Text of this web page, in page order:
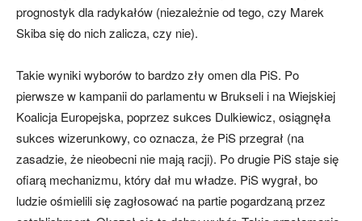
prognostyk dla radykałów (niezależnie od tego, czy Marek
Skiba się do nich zalicza, czy nie).
Takie wyniki wyborów to bardzo zły omen dla PiS. Po
pierwsze w kampanii do parlamentu w Brukseli i na Wiejskiej
Koalicja Europejska, poprzez sukces Dulkiewicz, osiągnęła
sukces wizerunkowy, co oznacza, że PiS przegrał (na
zasadzie, że nieobecni nie mają racji). Po drugie PiS staje się
ofiarą mechanizmu, który dał mu władze. PiS wygrał, bo
ludzie ośmielili się zagłosować na partie pogardzaną przez